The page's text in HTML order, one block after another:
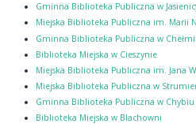
Gminna Biblioteka Publiczna w
Miejska Biblioteka Publiczna im. Marii
Gminna Biblioteka Publiczna w
Biblioteka Miejska w Cieszynie
Miejska Biblioteka Publiczna im. Jana
Miejska Biblioteka Publiczna w
Gminna Biblioteka Publiczna w Chybiu
Biblioteka Miejska w Blachowni